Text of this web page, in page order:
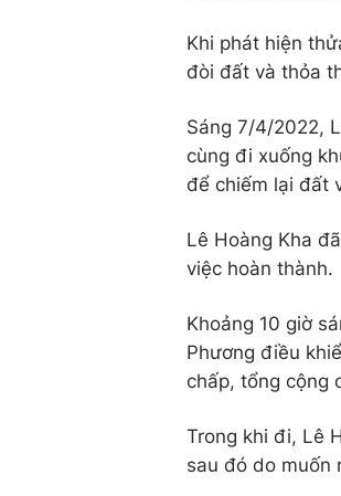
Khi phát hiện
đòi đất và thỏa
Sáng 7/4/2022,
cùng đi xuống
để chiếm lại đất
Lê Hoàng Kha
việc hoàn thành.
Khoảng 10 giờ
Phương điều
chấp, tổng cộng
Trong khi đi, Lê
sau đó do muốn